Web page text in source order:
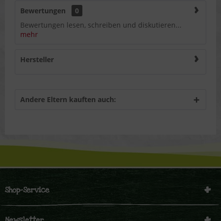
Bewertungen
0
Bewertungen lesen, schreiben und diskutieren...
mehr
Hersteller
Andere Eltern kauften auch:
Shop-Service